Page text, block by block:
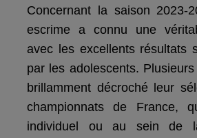
Concernant la saison 2023-
escrime a connu une
avec les excellents résultats
par les adolescents.
brillamment décroché leur
championnats de France,
individuel ou au sein de